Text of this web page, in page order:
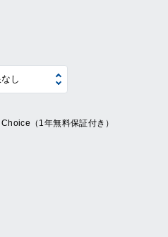
（1年無料保証付き）